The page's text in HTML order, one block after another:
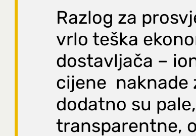
Razlog za
vrlo teška
dostavljača –
cijene naknade
dodatno su
transparentne,